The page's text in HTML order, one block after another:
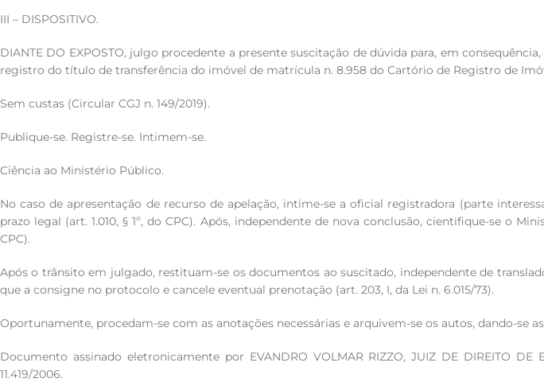
III – DISPOSITIVO.
DIANTE DO EXPOSTO, julgo procedente a presente suscitação de dúvida para, em
registro do título de transferência do imóvel de matrícula n. 8.958 do Cartório de Registro de
Sem custas (Circular CGJ n. 149/2019).
Publique-se. Registre-se. Intimem-se.
Ciência ao Ministério Público.
No caso de apresentação de recurso de apelação, intime-se a oficial registradora (parte
prazo legal (art. 1.010, § 1º, do CPC). Após, independente de nova conclusão, cientifique-se o
CPC).
Após o trânsito em julgado, restituam-se os documentos ao suscitado, independente de
que a consigne no protocolo e cancele eventual prenotação (art. 203, I, da Lei n. 6.015/73).
Oportunamente, procedam-se com as anotações necessárias e arquivem-se os autos, dando-se
Documento assinado eletronicamente por EVANDRO VOLMAR RIZZO, JUIZ DE DIREITO DE
11.419/2006.